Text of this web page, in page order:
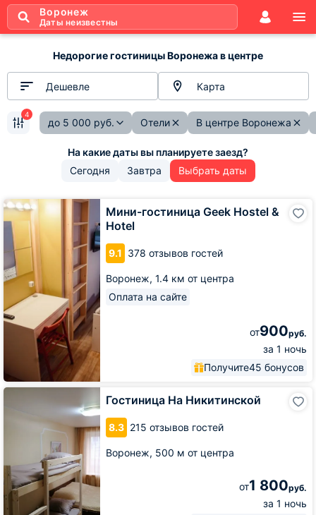
Воронеж
Даты неизвестны
Недорогие гостиницы Воронежа в центре
Дешевле Карта
до 5 000 руб. Отели В центре Воронежа
4
Сегодня Завтра Выбрать даты
Мини-гостиница Geek Hostel &
Hotel
9.1 378 отзывов гостей
Воронеж, 1.4 км от центра
Оплата на сайте
от900руб.
за 1 ночь
Получите45 бонусов
Мини-
гостиница
Geek
Hostel
&
Hotel
Гостиница На Никитинской
8.3 215 отзывов гостей
Воронеж, 500 м от центра
от1 800руб.
за 1 ночь
Гостиница
Никитинской